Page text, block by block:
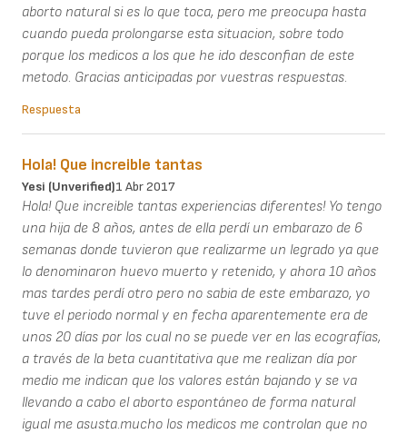
aborto natural si es lo que toca, pero me preocupa hasta
cuando pueda prolongarse esta situacion, sobre todo
porque los medicos a los que he ido desconfian de este
metodo. Gracias anticipadas por vuestras respuestas.
Respuesta
Hola! Que increible tantas
Yesi (unverified)1 Abr 2017
Hola! Que increible tantas experiencias diferentes! Yo tengo
una hija de 8 años, antes de ella perdí un embarazo de 6
semanas donde tuvieron que realizarme un legrado ya que
lo denominaron huevo muerto y retenido, y ahora 10 años
mas tardes perdí otro pero no sabia de este embarazo, yo
tuve el periodo normal y en fecha aparentemente era de
unos 20 días por los cual no se puede ver en las ecografías,
a través de la beta cuantitativa que me realizan día por
medio me indican que los valores están bajando y se va
llevando a cabo el aborto espontáneo de forma natural
igual me asusta.mucho los medicos me controlan que no